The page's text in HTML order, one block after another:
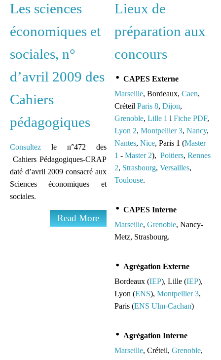
Les sciences
économiques et
sociales, n°
d’avril 2009 des
Cahiers
pédagogiques
Consultez le n°472 des
Cahiers Pédagogiques-CRAP
daté d’avril 2009 consacré aux
Sciences économiques et
sociales.
Read More
Lieux de
préparation aux
concours
CAPES Externe
Marseille, Bordeaux,Caen,
CréteilParis 8,Dijon,
Grenoble,Lille 1 lFiche PDF,
Lyon 2,Montpellier 3,Nancy,
Nantes,Nice, Paris 1 (Master
1 -Master 2),Poitiers,Rennes
2, Strasbourg,Versailles,
Toulouse.
CAPES Interne
Marseille,Grenoble, Nancy-
Metz, Strasbourg.
Agrégation Externe
Bordeaux (IEP), Lille (IEP),
Lyon (ENS),Montpellier 3,
Paris (ENS Ulm-Cachan)
Agrégation Interne
Marseille, Créteil,Grenoble,